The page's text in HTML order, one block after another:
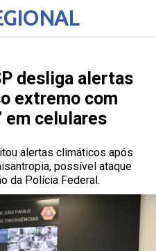
desliga alertas
extremo com
em celulares
alertas climáticos após
possível ataque
da Polícia Federal.